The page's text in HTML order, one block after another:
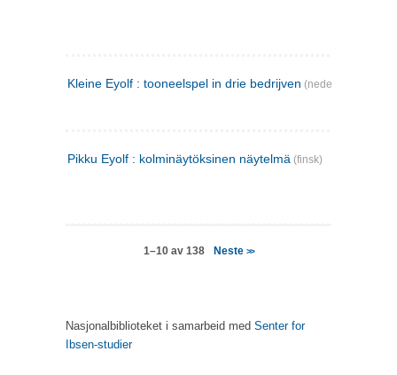
Kleine Eyolf : tooneelspel in drie bedrijven (nederlandsk)
Pikku Eyolf : kolminäytöksinen näytelmä (finsk)
1–10 av 138 Neste >>
Nasjonalbiblioteket i samarbeid med Senter for
Ibsen-studier